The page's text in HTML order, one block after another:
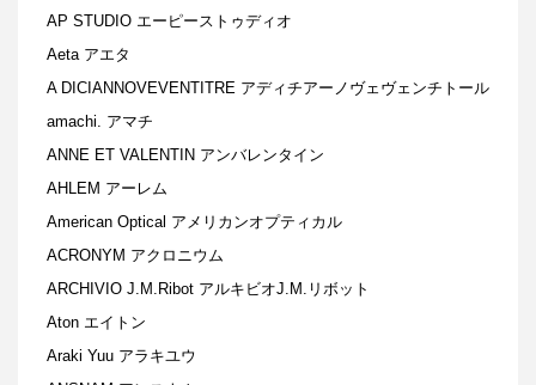
AP STUDIO エーピーストゥディオ
Aeta アエタ
A DICIANNOVEVENTITRE アディチアーノヴェヴェンチトール
amachi. アマチ
ANNE ET VALENTIN アンバレンタイン
AHLEM アーレム
American Optical アメリカンオプティカル
ACRONYM アクロニウム
ARCHIVIO J.M.Ribot アルキビオJ.M.リボット
Aton エイトン
Araki Yuu アラキユウ